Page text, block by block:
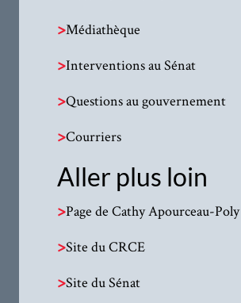
>Médiathèque
>Interventions au Sénat
>Questions au gouvernement
>Courriers
Aller plus loin
>Page de Cathy Apourceau-Poly
>Site du CRCE
>Site du Sénat